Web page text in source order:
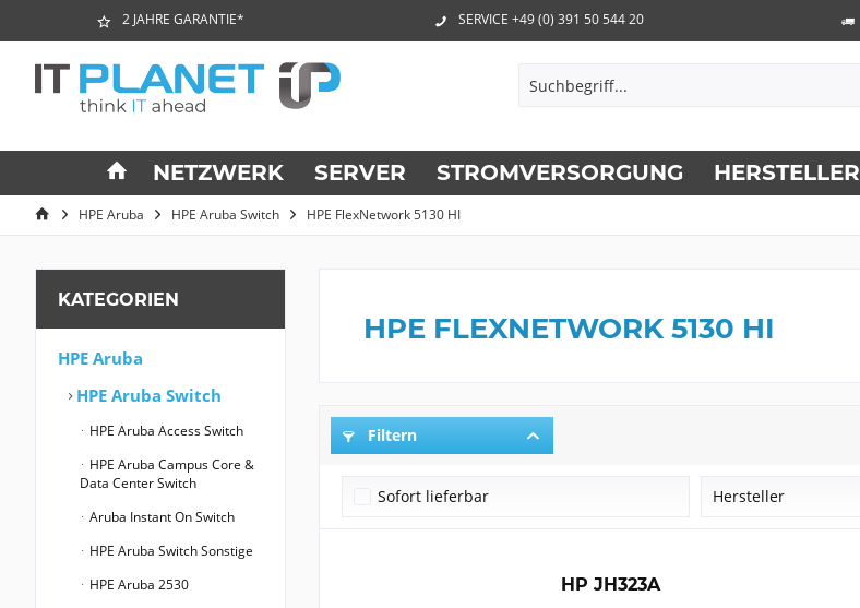
2 JAHRE GARANTIE* SERVICE +49 (0) 391 50 544 20
NETZWERK SERVER STROMVERSORGUNG HERSTELLER
HPE Aruba HPE Aruba Switch HPE FlexNetwork 5130 HI
KATEGORIEN
HPE Aruba
HPE Aruba Switch
HPE Aruba Access Switch
HPE Aruba Campus Core &
Data Center Switch
Aruba Instant On Switch
HPE Aruba Switch Sonstige
HPE Aruba 2530
HPE FLEXNETWORK 5130 HI
Filtern
Sofort lieferbar Hersteller
HP JH323A